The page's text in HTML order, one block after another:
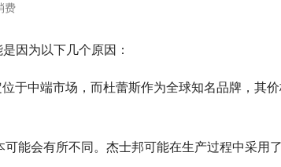
费
因为以下几个原因：
于中端市场，而杜蕾斯作为全球知名品牌，其
能会有所不同。杰士邦可能在生产过程中采用